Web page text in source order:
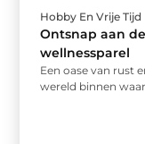
Hobby En Vrije Tijd
Ontsnap aan
wellnessparel
Een oase van rust
wereld binnen